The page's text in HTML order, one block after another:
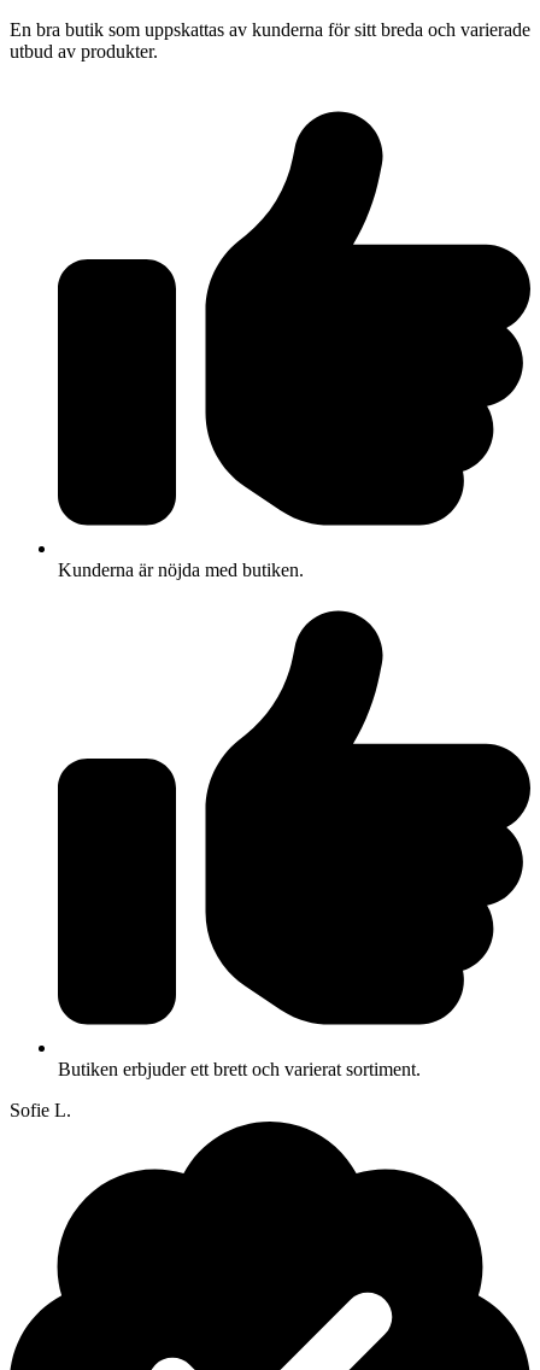
En bra butik som uppskattas av kunderna för sitt breda och varierade
utbud av produkter.
Kunderna är nöjda med butiken.
Butiken erbjuder ett brett och varierat sortiment.
Sofie L.